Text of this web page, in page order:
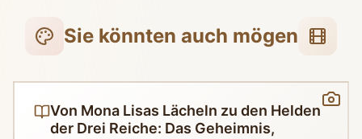
Sie könnten auch mögen
Von Mona Lisas Lächeln zu den Helden
der Drei Reiche: Das Geheimnis,